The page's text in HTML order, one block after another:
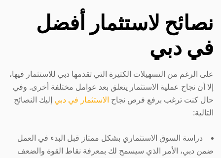
نصائح لاستثمار أفضل
في دبي
على الرغم من التسهيلات الكثيرة التي تقدمها دبي للاستثمار فيها،
إلا أن نجاح عملية الاستثمار يتعلق بعد عوامل مختلفة أخرى. وفي
حال كنت ترغب برفع فرص نجاح الاستثمار في دبي إليك النصائح
التالية:
دراسة السوق الاستثماري بشكل ممتاز قبل البدء في العمل
ضمن دبي، الأمر الذي سيسمح لك بمعرفة نقاط القوة والضعف